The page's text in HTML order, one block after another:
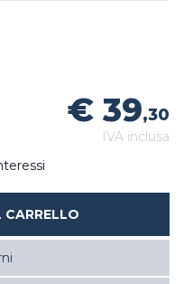
€ 39,30
IVA inclusa
CARRELLO